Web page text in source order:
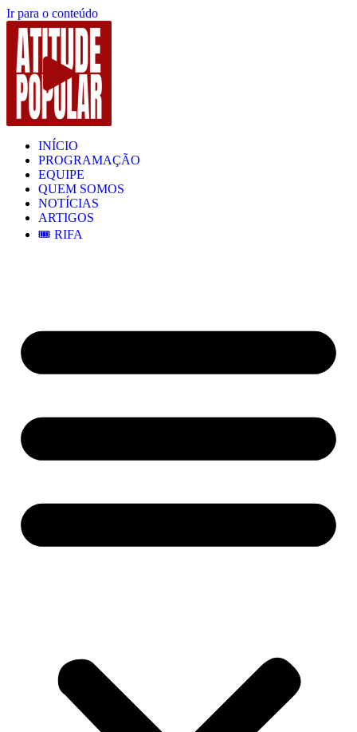
Ir para o conteúdo
INÍCIO
PROGRAMAÇÃO
EQUIPE
QUEM SOMOS
NOTÍCIAS
ARTIGOS
🎟️ RIFA